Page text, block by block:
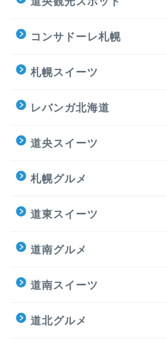
コンサドーレ札幌
札幌スイーツ
レバンガ北海道
道央スイーツ
札幌グルメ
道東スイーツ
道南グルメ
道南スイーツ
道北グルメ